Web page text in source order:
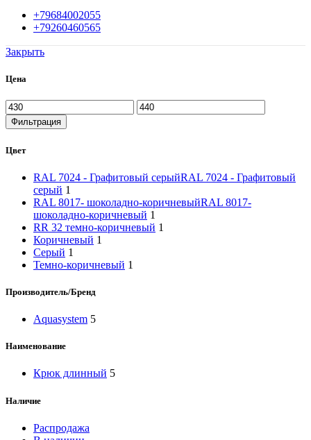
+79684002055
+79260460565
Закрыть
Цена
Фильтрация
Цвет
RAL 7024 - Графитовый серыйRAL 7024 - Графитовый
серый 1
RAL 8017- шоколадно-коричневыйRAL 8017-
шоколадно-коричневый 1
RR 32 темно-коричневый 1
Коричневый 1
Серый 1
Темно-коричневый 1
Производитель/Бренд
Aquasystem 5
Наименование
Крюк длинный 5
Наличие
Распродажа